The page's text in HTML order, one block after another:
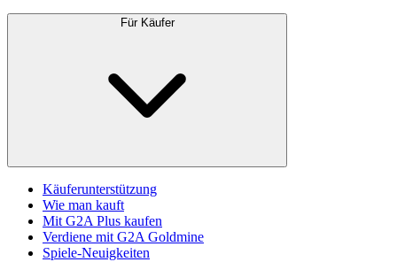
Für Käufer
Käuferunterstützung
Wie man kauft
Mit G2A Plus kaufen
Verdiene mit G2A Goldmine
Spiele-Neuigkeiten